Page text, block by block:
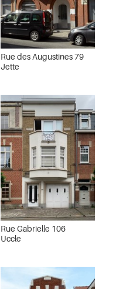
Rue des Augustines 79
Jette
Rue Gabrielle 106
Uccle